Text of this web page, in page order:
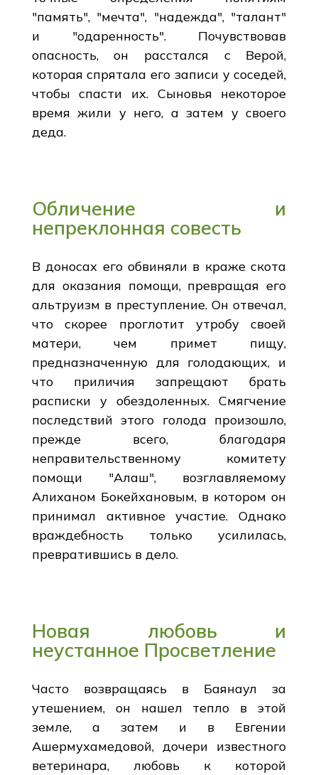
"память", "мечта", "надежда", "талант"
и "одаренность". Почувствовав
опасность, он расстался с Верой,
которая спрятала его записи у соседей,
чтобы спасти их. Сыновья некоторое
время жили у него, а затем у своего
деда.
Обличение и
непреклонная совесть
В доносах его обвиняли в краже скота
для оказания помощи, превращая его
альтруизм в преступление. Он отвечал,
что скорее проглотит утробу своей
матери, чем примет пищу,
предназначенную для голодающих, и
что приличия запрещают брать
расписки у обездоленных. Смягчение
последствий этого голода произошло,
прежде всего, благодаря
неправительственному комитету
помощи "Алаш", возглавляемому
Алиханом Бокейхановым, в котором он
принимал активное участие. Однако
враждебность только усилилась,
превратившись в дело.
Новая любовь и
неустанное Просветление
Часто возвращаясь в Баянаул за
утешением, он нашел тепло в этой
земле, а затем и в Евгении
Ашермухамедовой, дочери известного
ветеринара, любовь к которой